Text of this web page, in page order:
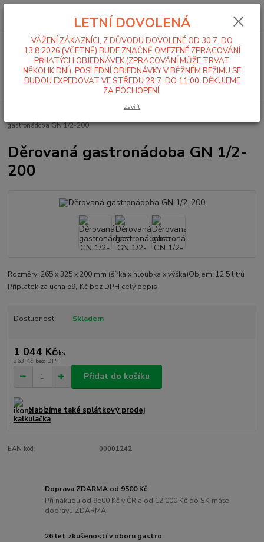
Menu
Hledat
0,00 Kč
gastronádoba GN 1/2-200
Děrovaná gastronádoba GN 1/2-
200
Rozměry: 265 x 325 x 200 mm (šířka x hloubka x výška)Objem: 12,5 litrů
Příplatek za ucha 59,-Kč bez DPH celý popis
Dostupnost Skladem
1 044 Kč/ks
863 Kč bez DPH
Přidat do košíku
Nabízíme také splátkový prodej
EAN kód: 00001242
Doprava ZDARMA od 9500 Kč
Při nákupu od 9500 Kč v ČR a od 12 000 Kč do SK máte
dopravu ZDARMA
26 let zkušeností v oboru gastro
LETNÍ DOVOLENÁ
VÁŽENÍ ZÁKAZNÍCI, Z DŮVODU DOVOLENÉ OD 30.7. DO
13.8.2026 (VČETNĚ) BUDE ZNAČNĚ OMEZENÉ ZPRACOVÁNÍ
PŘIJATÝCH OBJEDNÁVEK (ZPRACOVÁNÍ MŮŽE TRVAT
NĚKOLIK DNÍ). POSLEDNÍ OBJEDNÁVKY V BĚŽNÉM REŽIMU SE
BUDOU EXPEDOVAT VE STŘEDU 29.7. DO 11:00. DĚKUJEME
ZA POCHOPENÍ.
Zavřít